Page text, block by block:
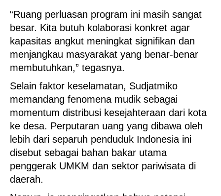
“Ruang perluasan program ini masih sangat
besar. Kita butuh kolaborasi konkret agar
kapasitas angkut meningkat signifikan dan
menjangkau masyarakat yang benar-benar
membutuhkan,” tegasnya.
Selain faktor keselamatan, Sudjatmiko
memandang fenomena mudik sebagai
momentum distribusi kesejahteraan dari kota
ke desa. Perputaran uang yang dibawa oleh
lebih dari separuh penduduk Indonesia ini
disebut sebagai bahan bakar utama
penggerak UMKM dan sektor pariwisata di
daerah.